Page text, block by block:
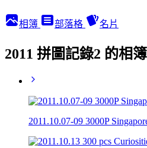
相簿 部落格 名片
2011 拼圖記錄2 的相
2011.10.07-09 3000P